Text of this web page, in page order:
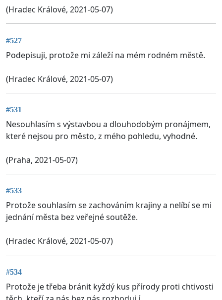
(Hradec Králové, 2021-05-07)
#527
Podepisuji, protože mi záleží na mém rodném městě.
(Hradec Králové, 2021-05-07)
#531
Nesouhlasím s výstavbou a dlouhodobým pronájmem,
které nejsou pro město, z mého pohledu, vyhodné.
(Praha, 2021-05-07)
#533
Protože souhlasím se zachováním krajiny a nelíbí se mi
jednání města bez veřejné soutěže.
(Hradec Králové, 2021-05-07)
#534
Protože je třeba bránit kyždý kus přírody proti chtivosti